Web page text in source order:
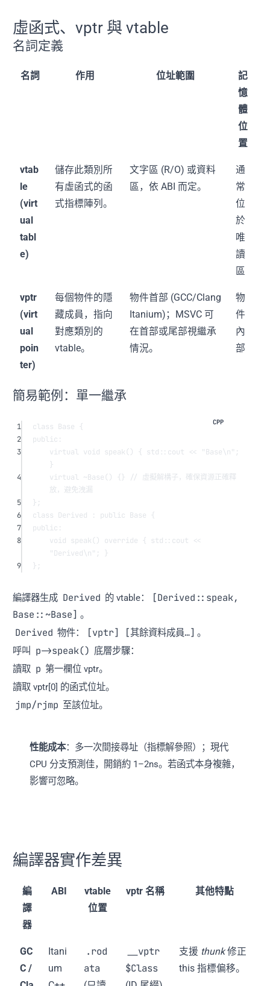
虛函式、vptr 與 vtable
名詞定義
名詞 作用 位址範圍
記
憶
體
位
置
vtab
le
(virt
ual
tabl
e)
儲存此類別所
有虛函式的函
式指標陣列。
文字區 (R/O) 或資料
區，依 ABI 而定。
通
常
位
於
唯
讀
區
vptr
(virt
ual
poin
ter)
每個物件的隱
藏成員，指向
對應類別的
vtable。
物件首部 (GCC/Clang
Itanium)；MSVC 可
在首部或尾部視繼承
情況。
物
件
內
部
簡易範例：單一繼承
1 class Base {
2
public:
3
virtual void speak () { std ::cout << "Base\n" ;
}
4
virtual ~Base () {} // 虛擬解構子，確保資源正確釋
放，避免洩漏
5
};
6
class Derived : public Base {
7
public:
8
void speak () override { std ::cout
<<
"Derived\n" ; }
9
};
編譯器生成 Derived 的 vtable：
[Derived::speak,
Base::~Base] 。
Derived 物件： [vptr] [其餘資料成員…] 。
呼叫
p->speak() 底層步驟：
讀取 p 第一欄位 vptr。
讀取 vptr[0] 的函式位址。
jmp/rjmp 至該位址。
性能成本：多一次間接尋址（指標解參照）；現代
CPU 分支預測佳，開銷約 1–2ns。若函式本身複雜，
影響可忽略。
編譯器實作差異
編
譯
器
ABI
vtable
位置
vptr 名稱 其他特點
GC
C /
Itani
um
.rod
ata
__vptr
$Class
支援 thunk修正
this 指標偏移。